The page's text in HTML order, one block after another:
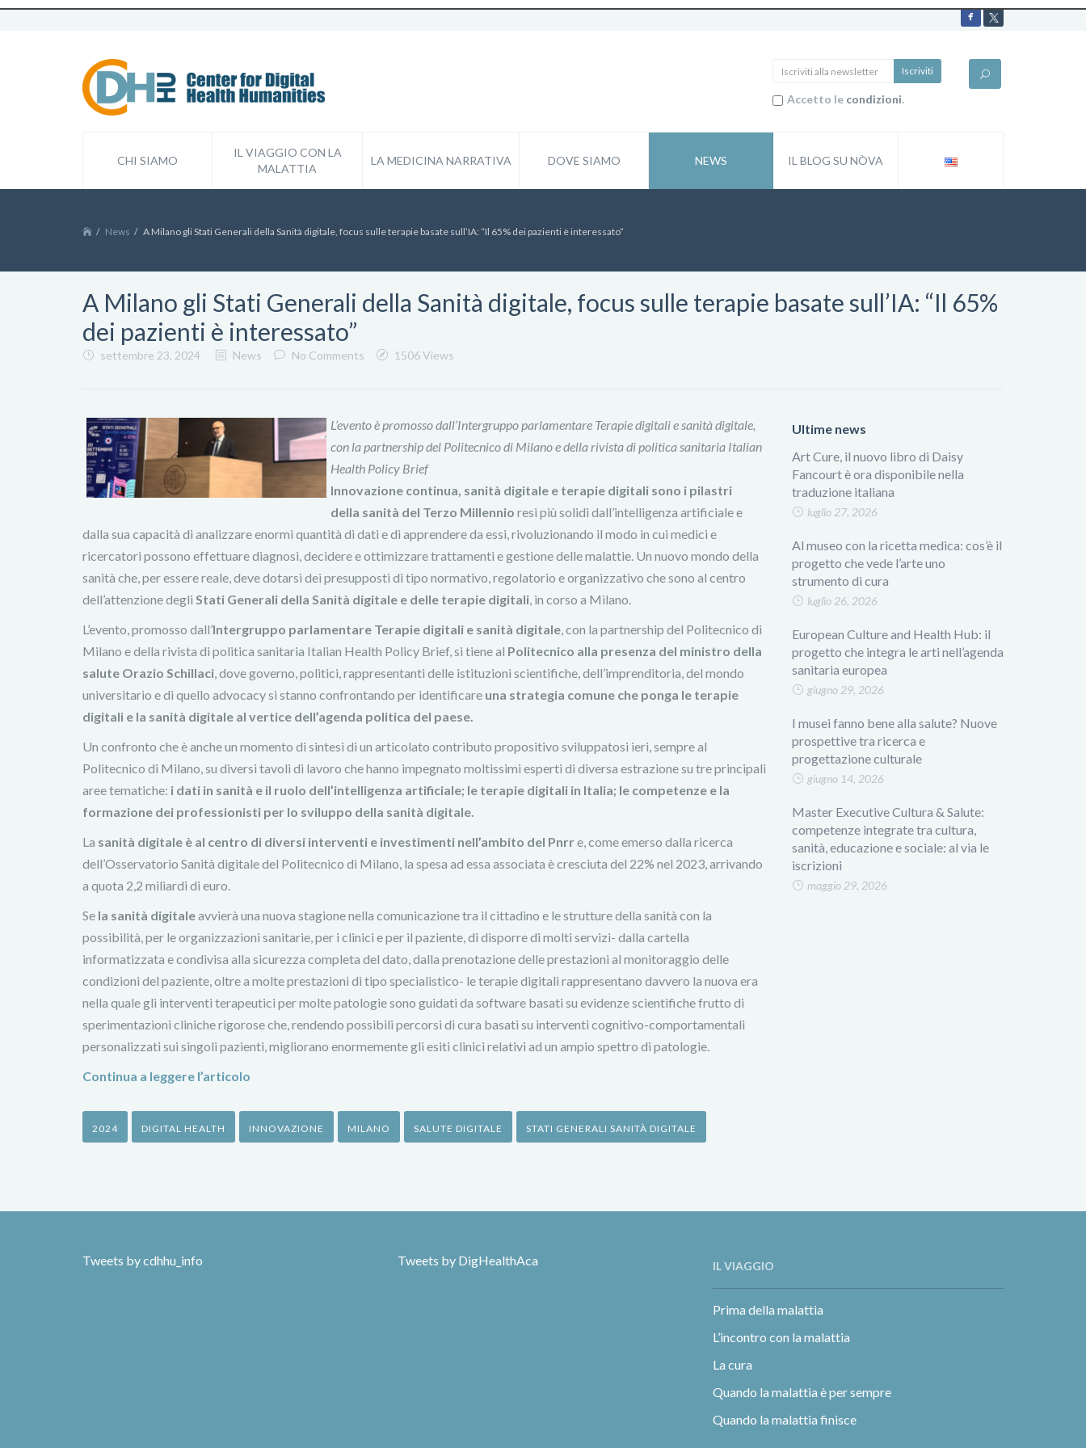
Accetto le condizioni.
CHI SIAMO
IL VIAGGIO CON LA
MALATTIA
LA MEDICINA NARRATIVA DOVE SIAMO NEWS IL BLOG SU NÒVA
News A Milano gli Stati Generali della Sanità digitale, focus sulle terapie basate sull’IA: “Il 65% dei pazienti è interessato”
A Milano gli Stati Generali della Sanità digitale, focus sulle terapie basate sull’IA: “Il 65%
dei pazienti è interessato”
settembre 23, 2024 News No Comments 1506 Views
L’evento è promosso dall’Intergruppo parlamentare Terapie digitali e sanità digitale,
con la partnership del Politecnico di Milano e della rivista di politica sanitaria Italian
Health Policy Brief
Innovazione continua, sanità digitale e terapie digitali sono i pilastri
della sanità del Terzo Millennio resi più solidi dall’intelligenza artificiale e
dalla sua capacità di analizzare enormi quantità di dati e di apprendere da essi, rivoluzionando il modo in cui medici e
ricercatori possono effettuare diagnosi, decidere e ottimizzare trattamenti e gestione delle malattie. Un nuovo mondo della
sanità che, per essere reale, deve dotarsi dei presupposti di tipo normativo, regolatorio e organizzativo che sono al centro
dell’attenzione degli Stati Generali della Sanità digitale e delle terapie digitali, in corso a Milano.
L’evento, promosso dall’Intergruppo parlamentare Terapie digitali e sanità digitale, con la partnership del Politecnico di
Milano e della rivista di politica sanitaria Italian Health Policy Brief, si tiene al Politecnico alla presenza del ministro della
salute Orazio Schillaci, dove governo, politici, rappresentanti delle istituzioni scientifiche, dell’imprenditoria, del mondo
universitario e di quello advocacy si stanno confrontando per identificare una strategia comune che ponga le terapie
digitali e la sanità digitale al vertice dell’agenda politica del paese.
Un confronto che è anche un momento di sintesi di un articolato contributo propositivo sviluppatosi ieri, sempre al
Politecnico di Milano, su diversi tavoli di lavoro che hanno impegnato moltissimi esperti di diversa estrazione su tre principali
aree tematiche: i dati in sanità e il ruolo dell’intelligenza artificiale; le terapie digitali in Italia; le competenze e la
formazione dei professionisti per lo sviluppo della sanità digitale.
La sanità digitale è al centro di diversi interventi e investimenti nell’ambito del Pnrr e, come emerso dalla ricerca
dell’Osservatorio Sanità digitale del Politecnico di Milano, la spesa ad essa associata è cresciuta del 22% nel 2023, arrivando
a quota 2,2 miliardi di euro.
Se la sanità digitaleavvierà una nuova stagione nella comunicazione tra il cittadino e le strutture della sanità con la
possibilità, per le organizzazioni sanitarie, per i clinici e per il paziente, di disporre di molti servizi- dalla cartella
informatizzata e condivisa alla sicurezza completa del dato, dalla prenotazione delle prestazioni al monitoraggio delle
condizioni del paziente, oltre a molte prestazioni di tipo specialistico- le terapie digitali rappresentano davvero la nuova era
nella quale gli interventi terapeutici per molte patologie sono guidati da software basati su evidenze scientifiche frutto di
sperimentazioni cliniche rigorose che, rendendo possibili percorsi di cura basati su interventi cognitivo-comportamentali
personalizzati sui singoli pazienti, migliorano enormemente gli esiti clinici relativi ad un ampio spettro di patologie.
Continua a leggere l’articolo
2024 DIGITAL HEALTH INNOVAZIONE MILANO SALUTE DIGITALE STATI GENERALI SANITÀ DIGITALE
Ultime news
Art Cure, il nuovo libro di Daisy
Fancourt è ora disponibile nella
traduzione italiana
luglio 27, 2026
Al museo con la ricetta medica: cos’è il
progetto che vede l’arte uno
strumento di cura
luglio 26, 2026
European Culture and Health Hub: il
progetto che integra le arti nell’agenda
sanitaria europea
giugno 29, 2026
I musei fanno bene alla salute? Nuove
prospettive tra ricerca e
progettazione culturale
giugno 14, 2026
Master Executive Cultura & Salute:
competenze integrate tra cultura,
sanità, educazione e sociale: al via le
iscrizioni
maggio 29, 2026
Tweets by cdhhu_info Tweets by DigHealthAca IL VIAGGIO
Prima della malattia
L’incontro con la malattia
La cura
Quando la malattia è per sempre
Quando la malattia finisce